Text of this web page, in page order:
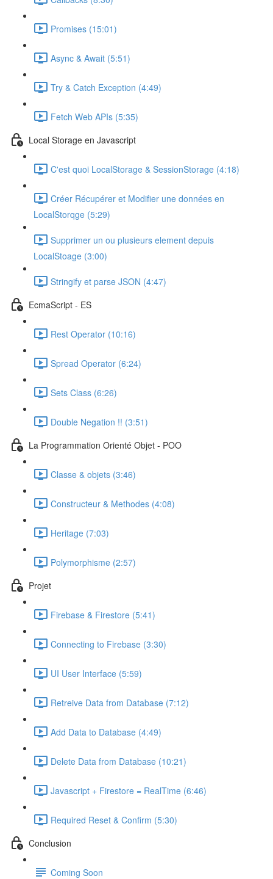
Promises (15:01)
Async & Await (5:51)
Try & Catch Exception (4:49)
Fetch Web APIs (5:35)
Local Storage en Javascript
C'est quoi LocalStorage & SessionStorage (4:18)
Créer Récupérer et Modifier une données en
LocalStorqge (5:29)
Supprimer un ou plusieurs element depuis
LocalStoage (3:00)
Stringify et parse JSON (4:47)
EcmaScript - ES
Rest Operator (10:16)
Spread Operator (6:24)
Sets Class (6:26)
Double Negation !! (3:51)
La Programmation Orienté Objet - POO
Classe & objets (3:46)
Constructeur & Methodes (4:08)
Heritage (7:03)
Polymorphisme (2:57)
Projet
Firebase & Firestore (5:41)
Connecting to Firebase (3:30)
UI User Interface (5:59)
Retreive Data from Database (7:12)
Add Data to Database (4:49)
Delete Data from Database (10:21)
Javascript + Firestore = RealTime (6:46)
Required Reset & Confirm (5:30)
Conclusion
Coming Soon